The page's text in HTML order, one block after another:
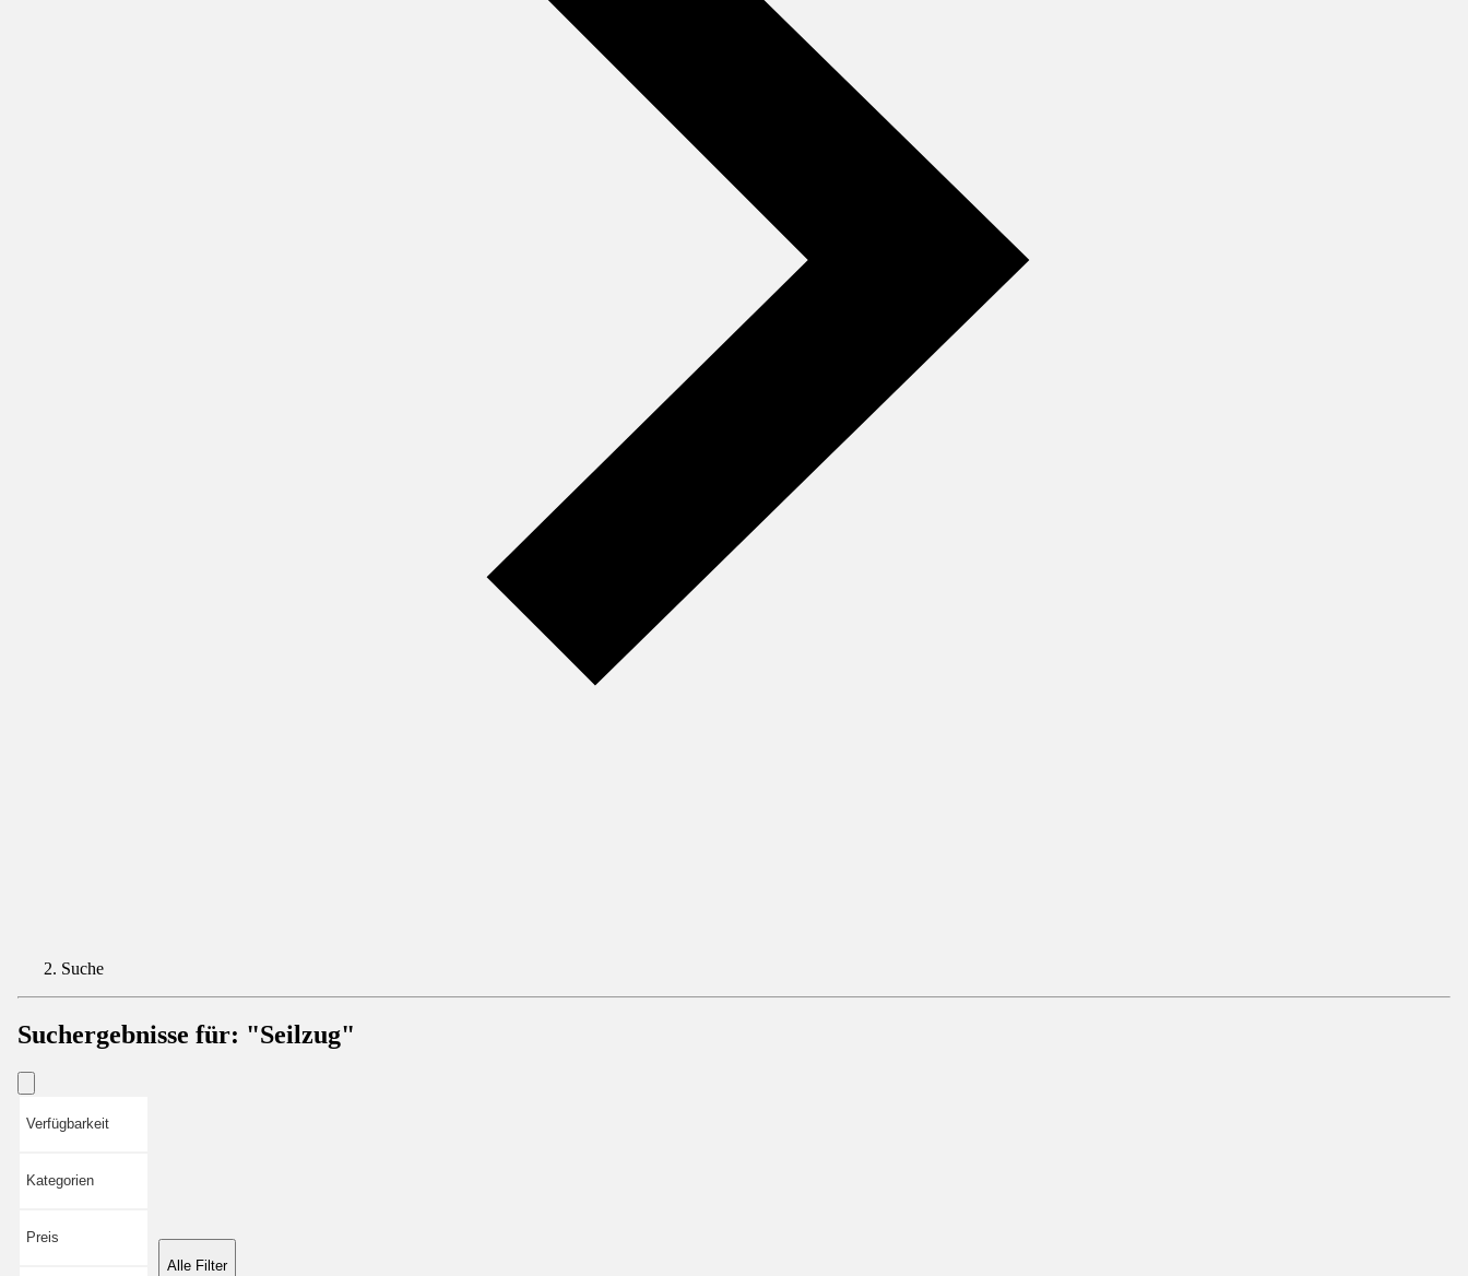
Suche
Suchergebnisse für: "Seilzug"
Verfügbarkeit
Kategorien
Preis
Alle Filter